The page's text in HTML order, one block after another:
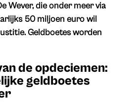
Wever, die onder meer via
50 miljoen euro wil
Geldboetes worden
de opdeciemen:
geldboetes